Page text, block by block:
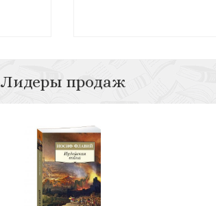
Лидеры продаж